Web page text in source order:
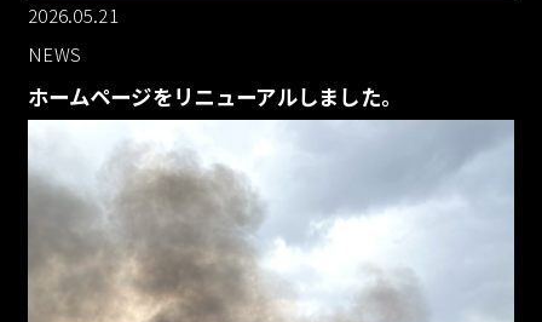
2026.05.21
NEWS
ホームページをリニューアルしました。